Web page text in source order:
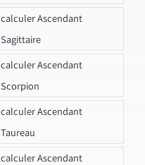
calculer Ascendant
Sagittaire
calculer Ascendant
Scorpion
calculer Ascendant
Taureau
calculer Ascendant